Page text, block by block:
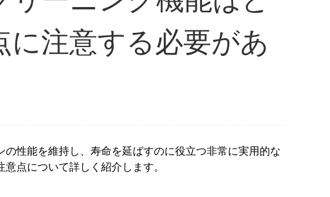
注意する必要があ
性能を維持し、寿命を延ばすのに役立つ非常に実用的な
点について詳しく紹介します。